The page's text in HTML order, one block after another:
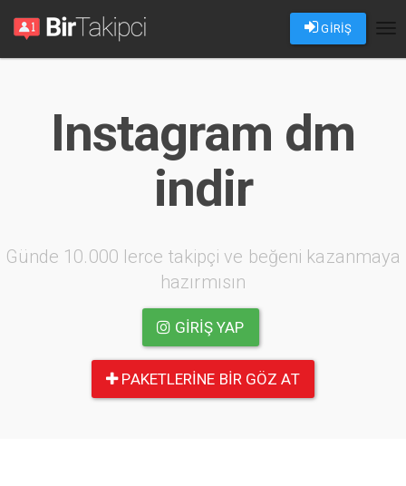
GİRİŞ
Instagram dm
indir
Günde 10.000 lerce takipçi ve beğeni kazanmaya
hazırmısın
GIRIŞ YAP
PAKETLERINE BIR GÖZ AT